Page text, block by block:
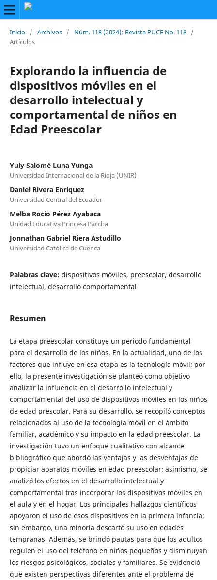
Inicio / Archivos / Núm. 118 (2024): Revista PUCE No. 118 /
Artículos
Explorando la influencia de
dispositivos móviles en el
desarrollo intelectual y
comportamental de niños en
Edad Preescolar
Yuly Salomé Luna Yunga
Universidad Internacional de la Rioja (UNIR)
Daniel Rivera Enríquez
Universidad Central del Ecuador
Melba Rocío Pérez Ayabaca
Unidad Educativa Princesa Paccha
Jonnathan Gabriel Riera Astudillo
Universidad Católica de Cuenca
Palabras clave: dispositivos móviles, preescolar, desarrollo
intelectual, desarrollo comportamental
Resumen
La etapa preescolar constituye un periodo fundamental
para el desarrollo de los niños. En la actualidad, uno de los
factores que influye en esa etapa es la tecnología móvil; por
ello, la presente investigación se planteó como objetivo
analizar la influencia en el desarrollo intelectual y
comportamental del uso de dispositivos móviles en los niños
de edad prescolar. Para su desarrollo, se recopiló conceptos
relacionados al uso de la tecnología móvil en el ámbito
familiar, académico y su impacto en la edad preescolar. La
investigación tuvo un enfoque cualitativo con alcance
bibliográfico que abordó las ventajas y las desventajas de
propiciar aparatos móviles en edad preescolar; asimismo, se
analizó los efectos en el desarrollo intelectual y
comportamental tras incorporar los dispositivos móviles en
el aula y en el hogar. Los principales hallazgos científicos
apoyaron el uso de esos dispositivos en la primera infancia;
sin embargo, una minoría descartó su uso en edades
tempranas. Además, se brindó pautas para que los adultos
regulen el uso del teléfono en niños pequeños y disminuyan
los riesgos psicológicos, sociales y familiares. Se evidenció
que existen perspectivas diferentes ante el problema de